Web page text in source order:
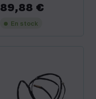
Prix
89,88 €
En stock